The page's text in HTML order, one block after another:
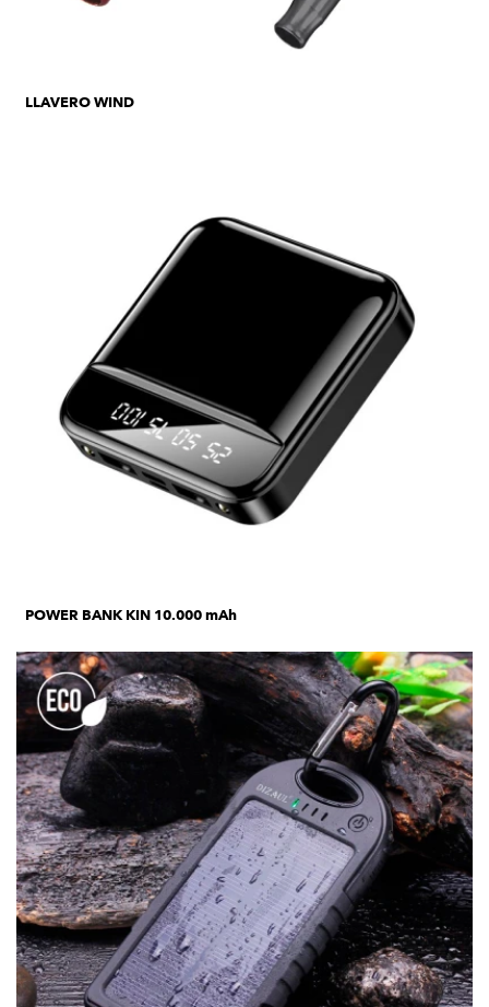
LLAVERO WIND
POWER BANK KIN 10.000 mAh